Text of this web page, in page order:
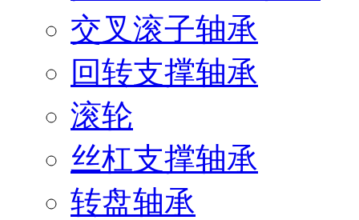
交叉滚子轴承
回转支撑轴承
滚轮
丝杠支撑轴承
转盘轴承